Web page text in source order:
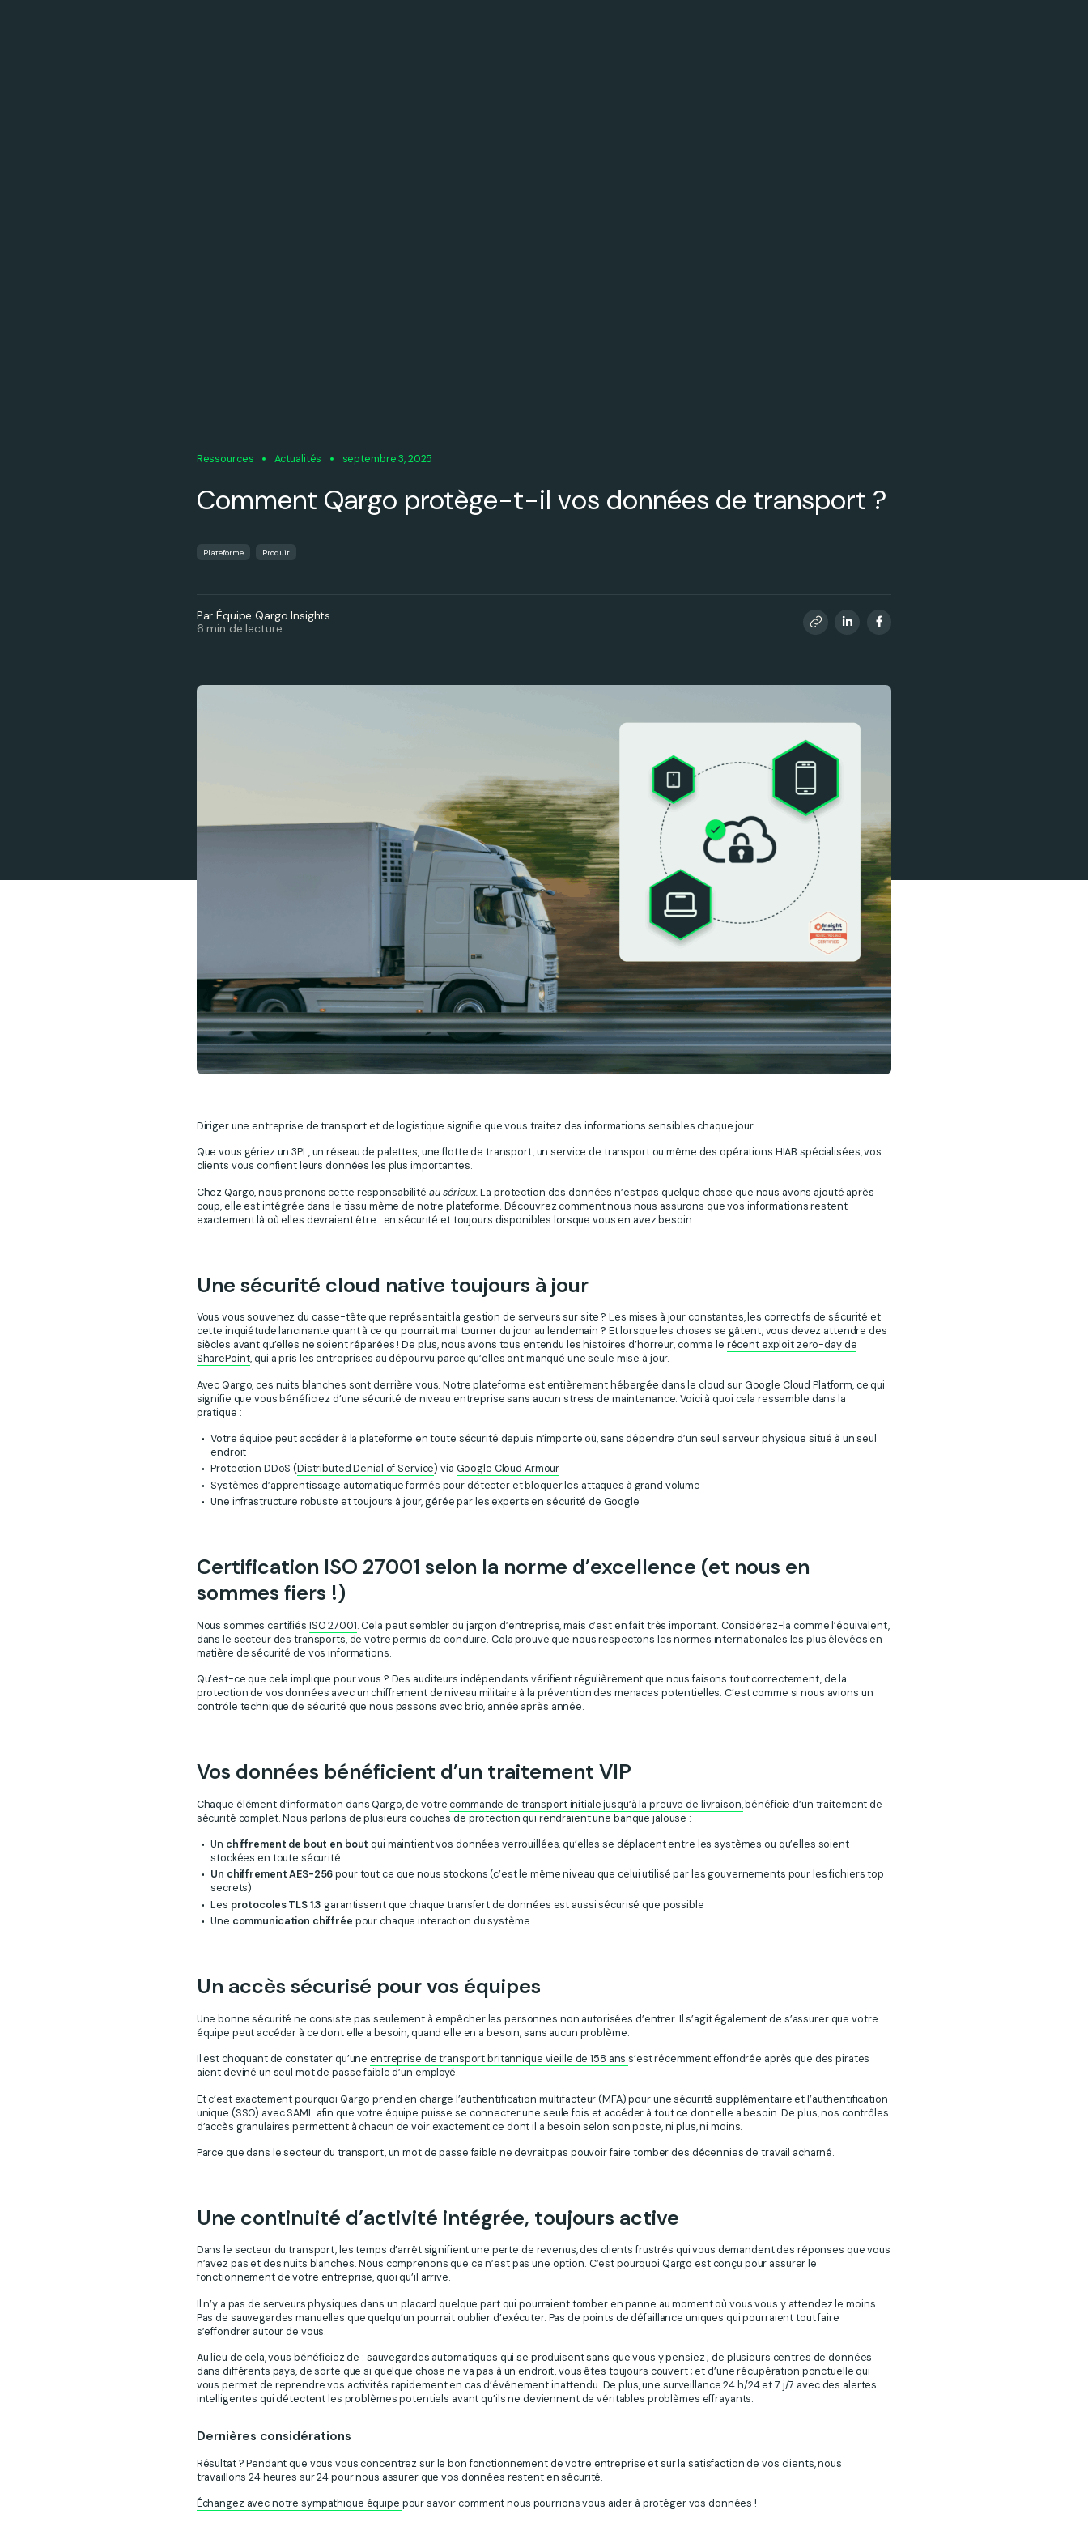
Ressources Actualités septembre 3, 2025
Comment Qargo protège-t-il vos données de transport ?
Plateforme Produit
Par Équipe Qargo Insights
6 min de lecture
Diriger une entreprise de transport et de logistique signifie que vous traitez des informations sensibles chaque jour.
Que vous gériez un3PL, unréseau de palettes, une flotte de transport, un service de transportou même des opérations HIAB spécialisées, vos
clients vous confient leurs données les plus importantes.
Chez Qargo, nous prenons cette responsabilité au sérieux.La protection des données n’est pas quelque chose que nous avons ajouté après
coup, elle est intégrée dans le tissu même de notre plateforme. Découvrez comment nous nous assurons que vos informations restent
exactement là où elles devraient être : en sécurité et toujours disponibles lorsque vous en avez besoin.
Une sécurité cloud native toujours à jour
Vous vous souvenez du casse-tête que représentait la gestion de serveurs sur site ? Les mises à jour constantes, les correctifs de sécurité et
cette inquiétude lancinante quant à ce qui pourrait mal tourner du jour au lendemain ? Et lorsque les choses se gâtent, vous devez attendre des
siècles avant qu’elles ne soient réparées ! De plus, nous avons tous entendu les histoires d’horreur, comme le récent exploit zero-day de
SharePoint, qui a pris les entreprises au dépourvu parce qu’elles ont manqué une seule mise à jour.
Avec Qargo, ces nuits blanches sont derrière vous. Notre plateforme est entièrement hébergée dans le cloud sur Google Cloud Platform, ce qui
signifie que vous bénéficiez d’une sécurité de niveau entreprise sans aucun stress de maintenance. Voici à quoi cela ressemble dans la
pratique :
Votre équipe peut accéder à la plateforme en toute sécurité depuis n’importe où, sans dépendre d’un seul serveur physique situé à un seul
endroit
Protection DDoS (Distributed Denial of Service) via Google Cloud Armour
Systèmes d’apprentissage automatique formés pour détecter et bloquer les attaques à grand volume
Une infrastructure robuste et toujours à jour, gérée par les experts en sécurité de Google
Certification ISO 27001 selon la norme d’excellence (et nous en
sommes fiers !)
Nous sommes certifiés ISO 27001. Cela peut sembler du jargon d’entreprise, mais c’est en fait très important. Considérez-la comme l’équivalent,
dans le secteur des transports, de votre permis de conduire. Cela prouve que nous respectons les normes internationales les plus élevées en
matière de sécurité de vos informations.
Qu’est-ce que cela implique pour vous ? Des auditeurs indépendants vérifient régulièrement que nous faisons tout correctement, de la
protection de vos données avec un chiffrement de niveau militaire à la prévention des menaces potentielles. C’est comme si nous avions un
contrôle technique de sécurité que nous passons avec brio, année après année.
Vos données bénéficient d’un traitement VIP
Chaque élément d’information dans Qargo, de votre commande de transport initiale jusqu’à la preuve de livraison,bénéficie d’un traitement de
sécurité complet. Nous parlons de plusieurs couches de protection qui rendraient une banque jalouse :
Un chiffrement de bout en bout qui maintient vos données verrouillées, qu’elles se déplacent entre les systèmes ou qu’elles soient
stockées en toute sécurité
Un chiffrement AES-256pour tout ce que nous stockons (c’est le même niveau que celui utilisé par les gouvernements pour les fichiers top
secrets)
Les protocoles TLS 1.3 garantissent que chaque transfert de données est aussi sécurisé que possible
Une communication chiffrée pour chaque interaction du système
Un accès sécurisé pour vos équipes
Une bonne sécurité ne consiste pas seulement à empêcher les personnes non autorisées d’entrer. Il s’agit également de s’assurer que votre
équipe peut accéder à ce dont elle a besoin, quand elle en a besoin, sans aucun problème.
Il est choquant de constater qu’uneentreprise de transport britannique vieille de 158 anss’est récemment effondrée après que des pirates
aient deviné un seul mot de passe faible d’un employé.
Et c’est exactement pourquoi Qargo prend en charge l’authentification multifacteur (MFA) pour une sécurité supplémentaire et l’authentification
unique (SSO) avec SAML afin que votre équipe puisse se connecter une seule fois et accéder à tout ce dont elle a besoin. De plus, nos contrôles
d’accès granulaires permettent à chacun de voir exactement ce dont il a besoin selon son poste, ni plus, ni moins.
Parce que dans le secteur du transport, un mot de passe faible ne devrait pas pouvoir faire tomber des décennies de travail acharné.
Une continuité d’activité intégrée, toujours active
Dans le secteur du transport, les temps d’arrêt signifient une perte de revenus, des clients frustrés qui vous demandent des réponses que vous
n’avez pas et des nuits blanches. Nous comprenons que ce n’est pas une option. C’est pourquoi Qargo est conçu pour assurer le
fonctionnement de votre entreprise, quoi qu’il arrive.
Il n’y a pas de serveurs physiques dans un placard quelque part qui pourraient tomber en panne au moment où vous vous y attendez le moins.
Pas de sauvegardes manuelles que quelqu’un pourrait oublier d’exécuter. Pas de points de défaillance uniques qui pourraient tout faire
s’effondrer autour de vous.
Au lieu de cela, vous bénéficiez de : sauvegardes automatiques qui se produisent sans que vous y pensiez ; de plusieurs centres de données
dans différents pays, de sorte que si quelque chose ne va pas à un endroit, vous êtes toujours couvert ; et d’une récupération ponctuelle qui
vous permet de reprendre vos activités rapidement en cas d’événement inattendu. De plus, une surveillance 24 h/24 et 7 j/7 avec des alertes
intelligentes qui détectent les problèmes potentiels avant qu’ils ne deviennent de véritables problèmes effrayants.
Dernières considérations
Résultat ? Pendant que vous vous concentrez sur le bon fonctionnement de votre entreprise et sur la satisfaction de vos clients, nous
travaillons 24 heures sur 24 pour nous assurer que vos données restent en sécurité.
Échangez avec notre sympathique équipe pour savoir comment nous pourrions vous aider à protéger vos données !